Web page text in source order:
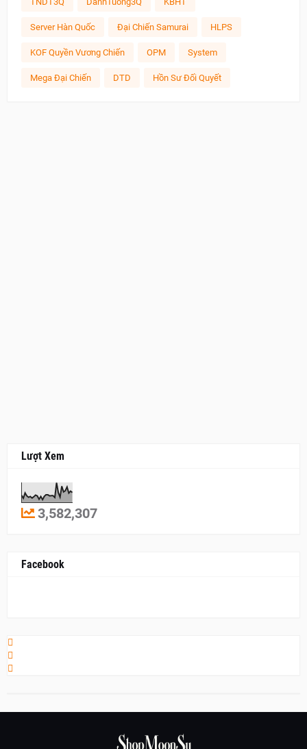
Server Hàn Quốc Đại Chiến Samurai HLPS
KOF Quyền Vương Chiến OPM System
Mega Đại Chiến DTD Hồn Sư Đối Quyết
Lượt Xem
3,582,307
Facebook